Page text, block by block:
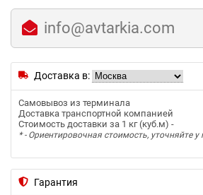
info@avtarkia.com
Доставка в:
Самовывоз из терминала
Доставка транспортной компанией
Стоимость доставки за 1 кг (куб.м) -
* - Ориентировочная стоимость, уточняйте
Гарантия